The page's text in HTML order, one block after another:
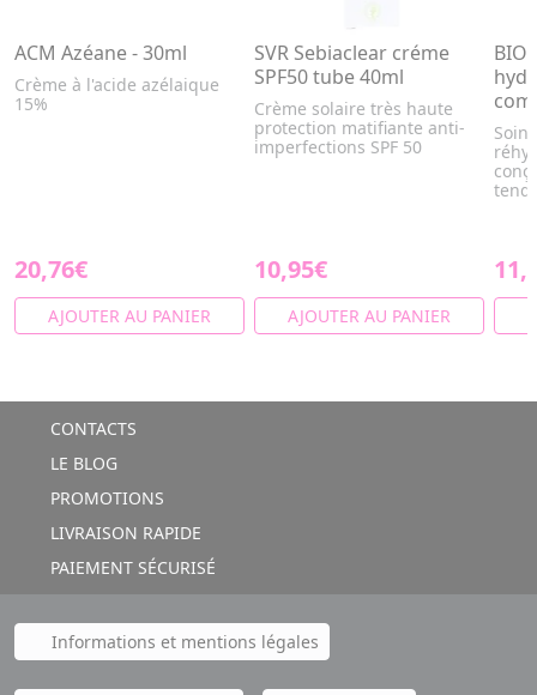
ACM Azéane - 30ml
Crème à l'acide azélaique
15%
20,76€
AJOUTER AU PANIER
SVR Sebiaclear créme
SPF50 tube 40ml
Crème solaire très haute
protection matifiante anti-
imperfections SPF 50
10,95€
AJOUTER AU PANIER
Soin
CONTACTS
LE BLOG
PROMOTIONS
LIVRAISON RAPIDE
PAIEMENT SÉCURISÉ
Informations et mentions légales